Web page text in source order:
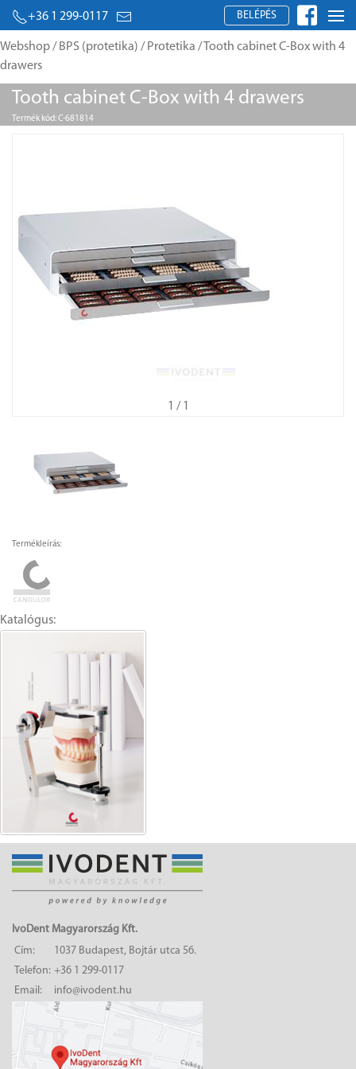
+36 1 299-0117 BELÉPÉS
Webshop/ BPS (protetika) / Protetika / Tooth cabinet C-Box with 4
drawers
Tooth cabinet C-Box with 4 drawers
Termék kód: C-681814
1 / 1
Termékleírás:
Katalógus:
IvoDent Magyarország Kft.
Cím:
1037 Budapest, Bojtár utca 56.
Telefon: +36 1 299-0117
Email:
info@ivodent.hu